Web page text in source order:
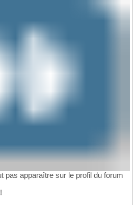
pas apparaître sur le profil du forum